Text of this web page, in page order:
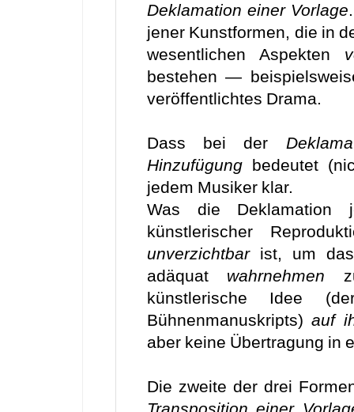
Deklamation einer Vorlage
jener Kunstformen, die in
wesentlichen Aspekten
bestehen —
veröffentlichtes Drama.
Dass bei der
Hinzufügung bedeutet
jedem Musiker klar.
Was die Deklamation
künstlerischer
unverzichtbarist, um das
adäquat wahrnehmen
künstlerische Idee
Bühnenmanuskripts)auf
aber keine Übertragung in
Die zweite der drei